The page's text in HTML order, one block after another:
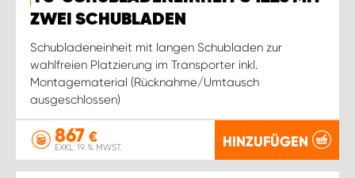
ZWEI SCHUBLADEN
Schubladeneinheit mit langen Schubladen zur
wahlfreien Platzierung im Transporter inkl.
Montagematerial (Rücknahme/Umtausch
ausgeschlossen)
867 €
EXKL. 19 % MWST. HINZUFÜGEN